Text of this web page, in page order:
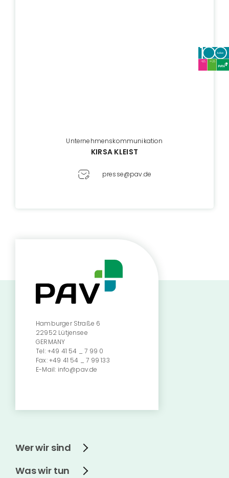
Unternehmenskommunikation
KIRSA KLEIST
presse@pav.de
Hamburger Straße 6
22952 Lütjensee
GERMANY
Tel:+49 41 54 _ 7 99 0
Fax:+49 41 54 _ 7 99 133
E-Mail: info@pav.de
Wer wir sind
Was wir tun